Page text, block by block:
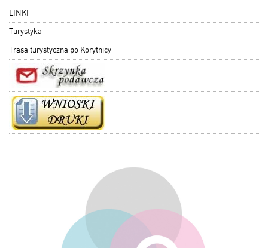
LINKI
Turystyka
Trasa turystyczna po Korytnicy